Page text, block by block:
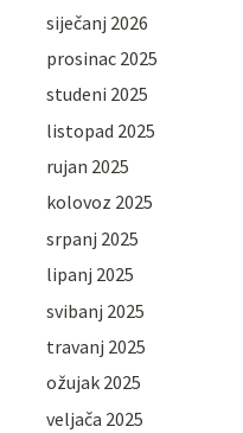
siječanj 2026
prosinac 2025
studeni 2025
listopad 2025
rujan 2025
kolovoz 2025
srpanj 2025
lipanj 2025
svibanj 2025
travanj 2025
ožujak 2025
veljača 2025